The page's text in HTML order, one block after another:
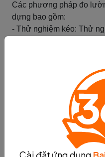
Các phương pháp đo
dựng bao gồm:
- Thử nghiệm kéo: Thử
kéo và đo lường sức
- Thử nghiệm nén: Thử
đo lường độ bền của vật
nén và đo lường sức
khi nó bị phá vỡ.
- Thử nghiệm uốn: Thử
đo lường độ bền của vật
uốn và đo lường sức